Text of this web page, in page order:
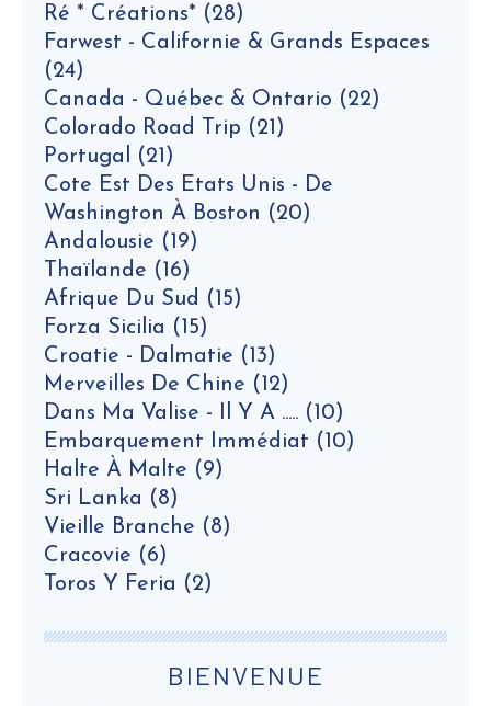
Ré * Créations* (28)
Farwest - Californie & Grands Espaces
(24)
Canada - Québec & Ontario (22)
Colorado Road Trip (21)
Portugal (21)
Cote Est Des Etats Unis - De
Washington À Boston (20)
Andalousie (19)
Thaïlande (16)
Afrique Du Sud (15)
Forza Sicilia (15)
Croatie - Dalmatie (13)
Merveilles De Chine (12)
Dans Ma Valise - Il Y A ..... (10)
Embarquement Immédiat (10)
Halte À Malte (9)
Sri Lanka (8)
Vieille Branche (8)
Cracovie (6)
Toros Y Feria (2)
BIENVENUE